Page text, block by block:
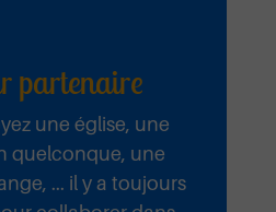
partenaire
une église, une
quelconque, une
... il y a toujours